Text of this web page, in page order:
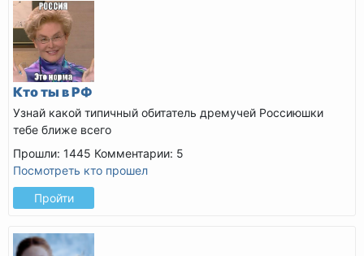
Кто ты в РФ
Узнай какой типичный обитатель дремучей Россиюшки
тебе ближе всего
Прошли: 1445 Комментарии: 5
Посмотреть кто прошел
Пройти